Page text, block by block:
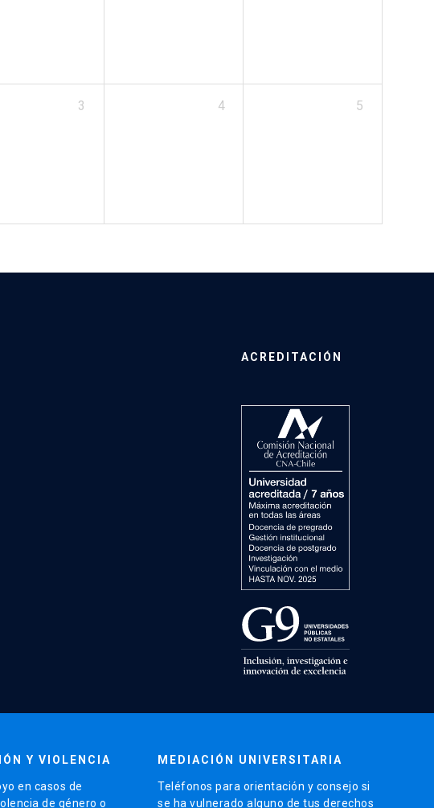
3 4 5
ACREDITACIÓN
Y VIOLENCIA
en casos de
de género o
MEDIACIÓN UNIVERSITARIA
Teléfonos para orientación y consejo si
se ha vulnerado alguno de tus derechos